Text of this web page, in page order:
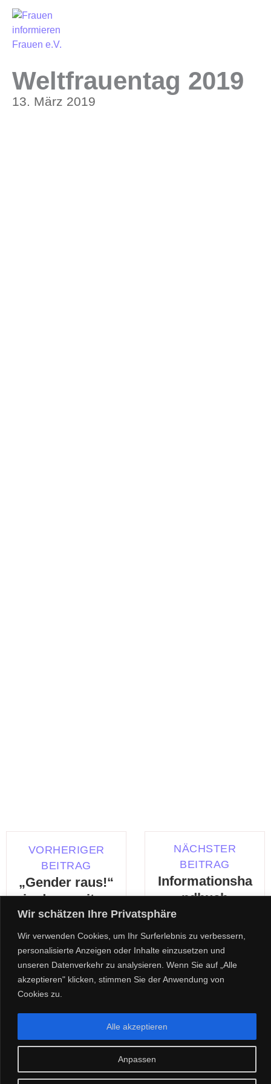
Wir schätzen Ihre Privatsphäre
Wir verwenden Cookies, um Ihr Surferlebnis zu verbessern,
personalisierte Anzeigen oder Inhalte einzusetzen und
unseren Datenverkehr zu analysieren. Wenn Sie auf „Alle
akzeptieren" klicken, stimmen Sie der Anwendung von
Cookies zu.
Anpassen
Alle akzeptieren
Weltfrauentag 2019
13. März 2019
VORHERIGER
BEITRAG
„Gender raus!“
in der zweiten
Auflage
erschienen
NÄCHSTER
BEITRAG
Informationsha
ndbuch
"Scheidung" in
28. Auflage
erschienen
Impressum Datenschutzerklärung